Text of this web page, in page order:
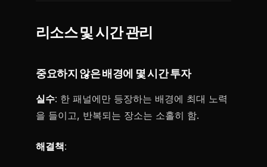
리소스 및 시간 관리
중요하지 않은 배경에 몇 시간 투자
실수: 한 패널에만 등장하는 배경에 최대 노력
을 들이고, 반복되는 장소는 소홀히 함.
해결책: